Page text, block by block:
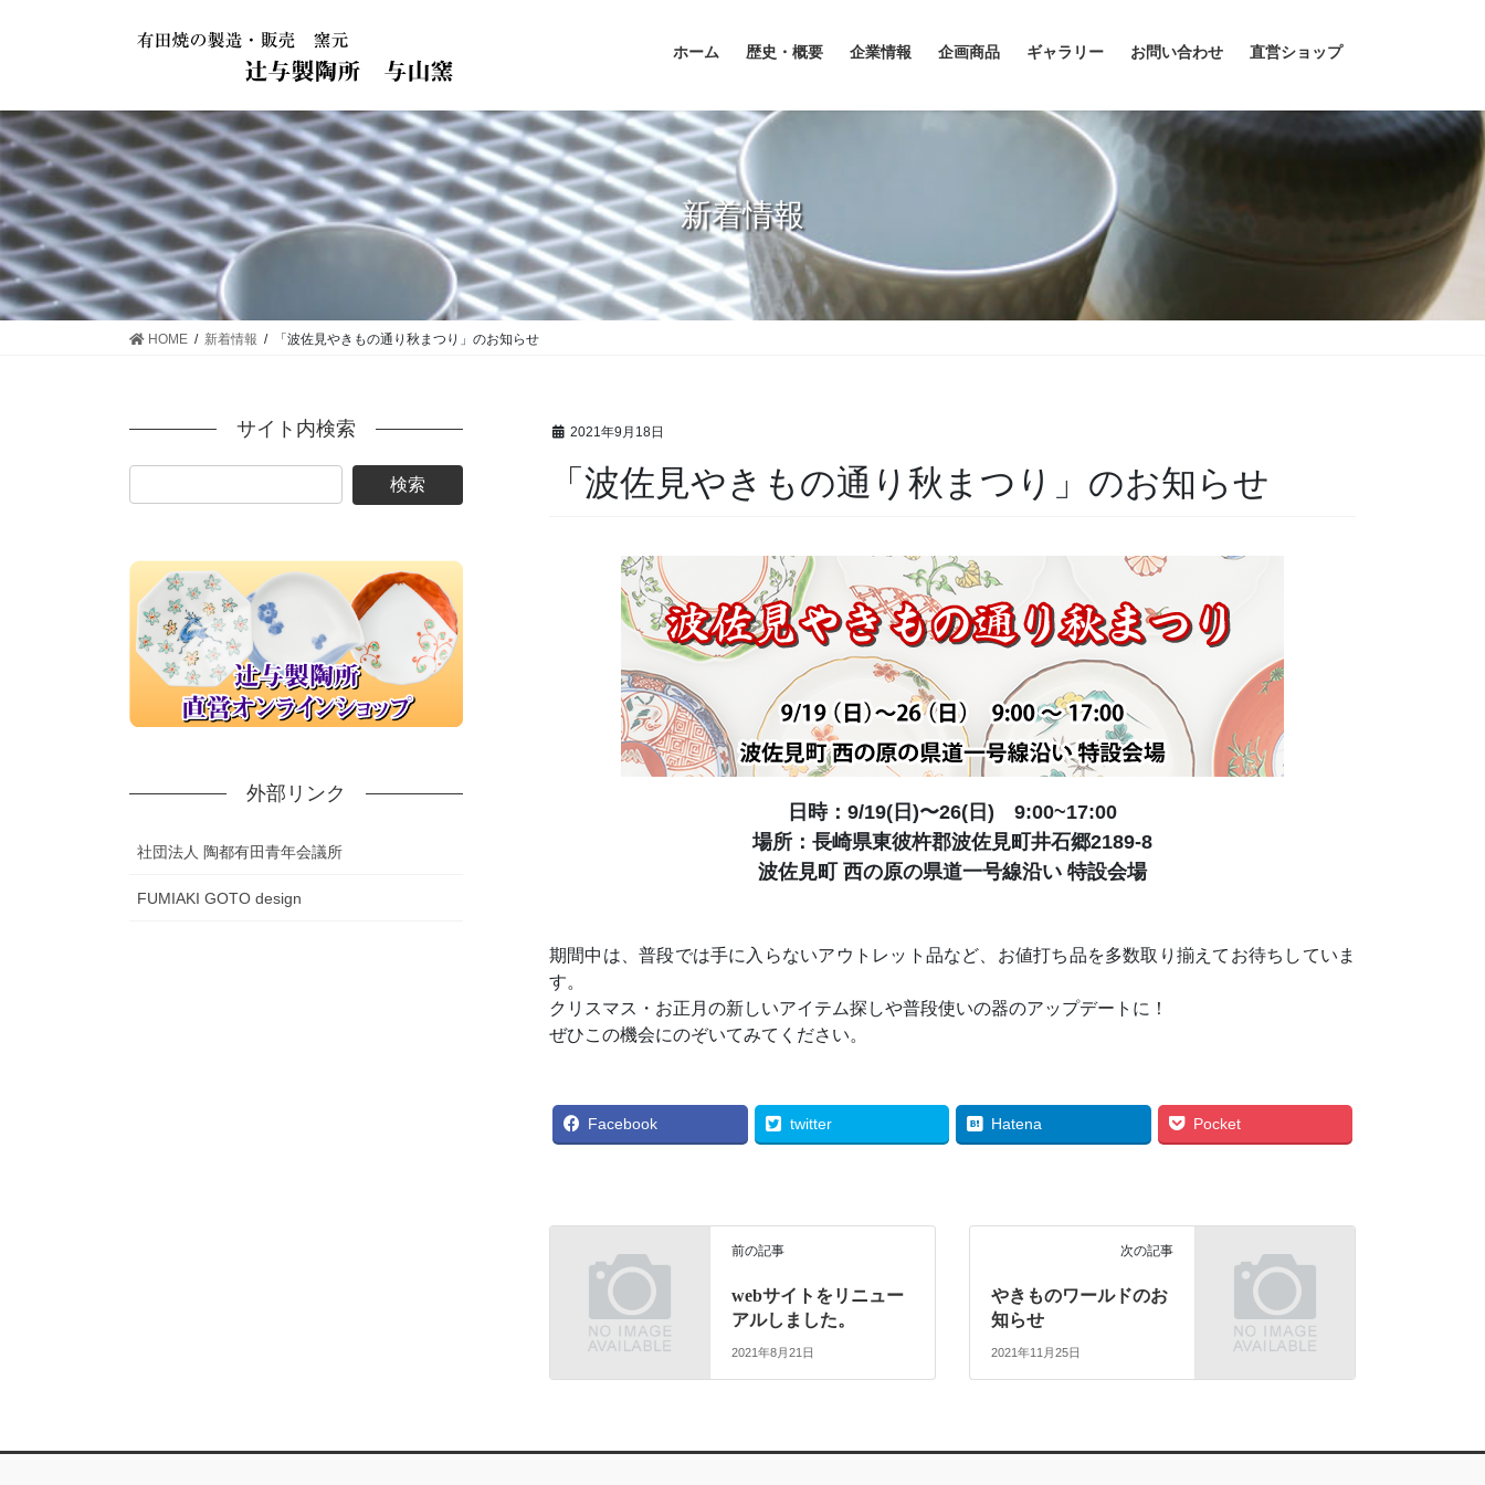
ツ
に
移
動
シ
ョ
ン
に
移
動
ホーム 歴史・概要 企業情報 企画商品 ギャラリー お問い合わせ 直営ショップ
新着情報
HOME 新着情報 「波佐見やきもの通り秋まつり」のお知らせ
2021年9月18日
「波佐見やきもの通り秋まつり」のお知らせ
日時：9/19(日)〜26(日) 9:00~17:00
場所：長崎県東彼杵郡波佐見町井石郷2189-8
波佐見町 西の原の県道一号線沿い 特設会場
期間中は、普段では手に入らないアウトレット品など、お値打ち品を多数取り揃えてお待ちしていま
す。
クリスマス・お正月の新しいアイテム探しや普段使いの器のアップデートに！
ぜひこの機会にのぞいてみてください。
Facebook twitter Hatena Pocket
前の記事
webサイトをリニュー
アルしました。
2021年8月21日
次の記事
やきものワールドのお
知らせ
2021年11月25日
サイト内検索
外部リンク
社団法人 陶都有田青年会議所
FUMIAKI GOTO design